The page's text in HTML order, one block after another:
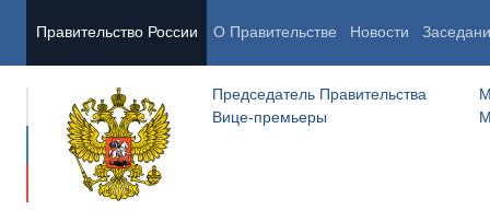
Правительство России О Правительстве Новости
Председатель Правительства
Вице-премьеры